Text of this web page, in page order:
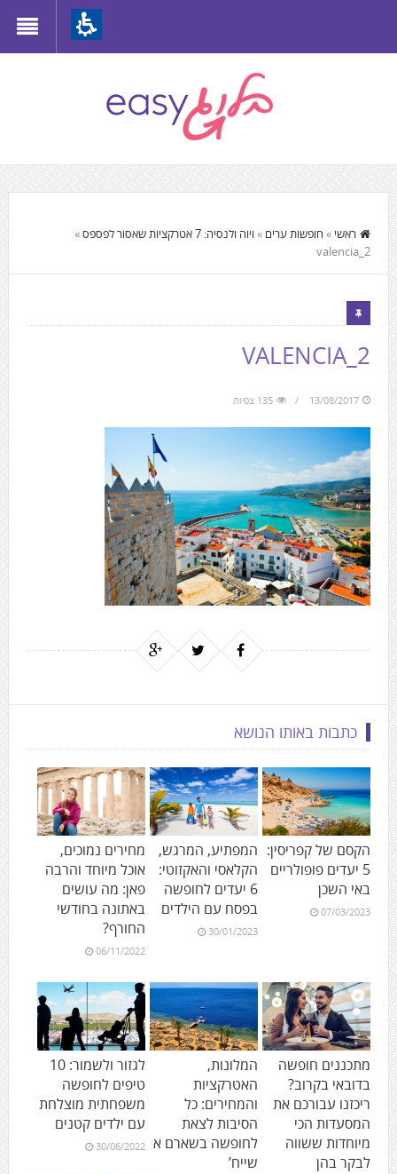
to
move
to
the
main
Content
התוכן
המרכזי,
You
can
press
Enter
to
skip
to
the
next
area
ראשי » חופשות ערים » ויוה ולנסיה: 7 אטרקציות שאסור לפספס
»
valencia_2
VALENCIA_2
13/08/2017 135 צפיות
כתבות באותו הנושא
הקסם של קפריסין:
5 יעדים פופולריים
באי השכן
07/03/2023
המפתיע, המרגש,
הקלאסי והאקזוטי:
6 יעדים לחופשה
בפסח עם הילדים
30/01/2023
מחירים נמוכים,
אוכל מיוחד והרבה
פאן: מה עושים
באתונה בחודשי
החורף?
06/11/2022
מתכננים חופשה
בדובאי בקרוב?
ריכזנו עבורכם את
המסעדות הכי
מיוחדות ששווה
לבקר בהן
המלונות,
האטרקציות
והמחירים: כל
הסיבות לצאת
לחופשה בשארם א
שייח’
לגזור ולשמור: 10
טיפים לחופשה
משפחתית מוצלחת
עם ילדים קטנים
30/06/2022